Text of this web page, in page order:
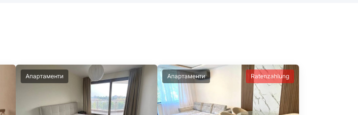
Апартаменти Апартаменти Ratenzahlung